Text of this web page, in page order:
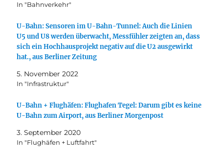
In "Bahnverkehr"
U-Bahn: Sensoren im U-Bahn-Tunnel: Auch die Linien
U5 und U8 werden überwacht, Messfühler zeigten an, dass
sich ein Hochhausprojekt negativ auf die U2 ausgewirkt
hat., aus Berliner Zeitung
5. November 2022
In "Infrastruktur"
U-Bahn + Flughäfen: Flughafen Tegel: Darum gibt es keine
U-Bahn zum Airport, aus Berliner Morgenpost
3. September 2020
In "Flughäfen + Luftfahrt"